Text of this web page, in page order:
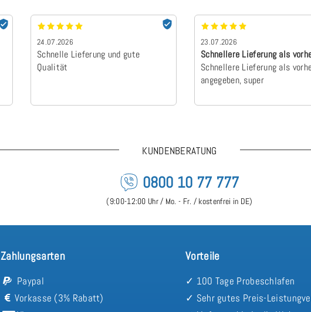
24.07.2026
Schnelle Lieferung und gute
Qualität
23.07.2026
Schnellere Lieferung als
angegebe…
Schnellere Lieferung als
angegeben, super
KUNDENBERATUNG
0800 10 77 777
(9:00-12:00 Uhr / Mo. - Fr. / kostenfrei in DE)
Zahlungsarten
Paypal
Vorkasse (3% Rabatt)
Vorteile
✓ 100 Tage Probeschlafen
✓ Sehr gutes Preis-